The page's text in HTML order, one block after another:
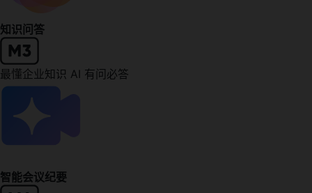
知识问答
最懂企业知识 AI 有问必答
智能会议纪要